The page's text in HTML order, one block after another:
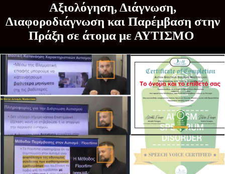
Αξιολόγηση, Διάγνωση,
Διαφοροδιάγνωση και Παρέμβαση στην
Πράξη σε άτομα με ΑΥΤΙΣΜΟ